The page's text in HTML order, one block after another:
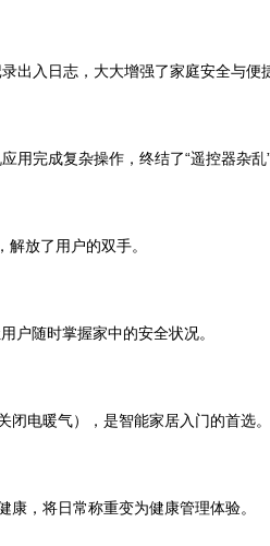
出入日志，大大增强了家庭安全与便
完成复杂操作，终结了“遥控器杂乱”
放了用户的双手。
户随时掌握家中的安全状况。
电暖气），是智能家居入门的首选。
，将日常称重变为健康管理体验。